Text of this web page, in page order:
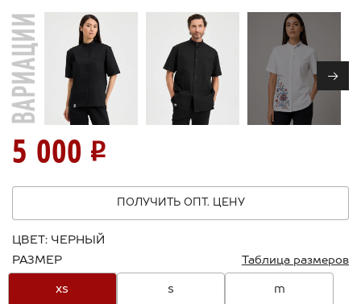
ВАРИАЦИИ →
5 000
ПОЛУЧИТЬ ОПТ. ЦЕНУ
ЦВЕТ: ЧЕРНЫЙ
РАЗМЕР
Таблица размеров
xs s m